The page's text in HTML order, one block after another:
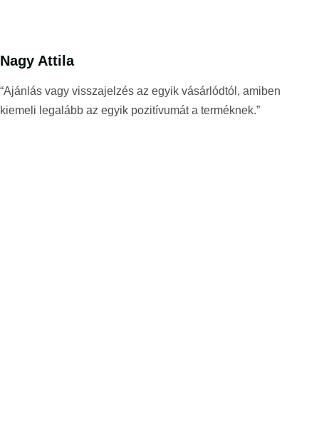
Nagy Attila
“Ajánlás vagy visszajelzés az egyik vásárlódtól, amiben
kiemeli legalább az egyik pozitívumát a terméknek.”